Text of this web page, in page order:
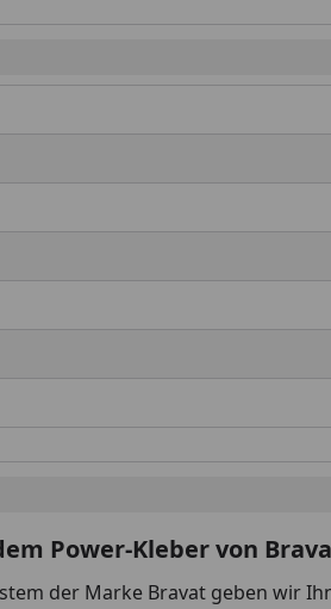
Power-Kleber von
der Marke Bravat geben wir